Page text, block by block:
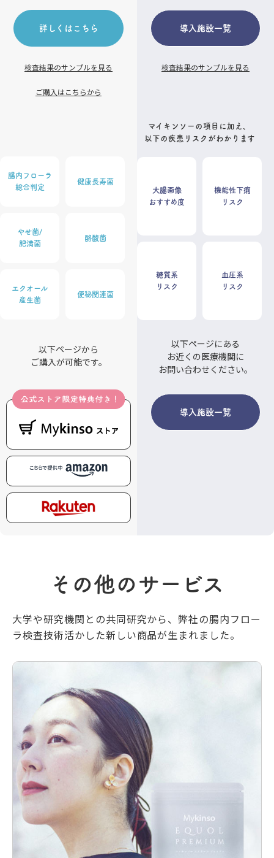
詳しくはこちら
検査結果のサンプルを見る
ご購入はこちらから
腸内フローラ
総合判定
健康長寿菌
やせ菌/
肥満菌
酪酸菌
エクオール
産生菌
便秘関連菌
以下ページから
ご購入が可能です。
導入施設一覧
検査結果のサンプルを見る
マイキンソーの項目に加え、
以下の疾患リスクがわかります
大腸画像
おすすめ度
機能性下痢
リスク
糖質系
リスク
血圧系
リスク
以下ページにある
お近くの医療機関に
お問い合わせください。
導入施設一覧
その他のサービス
大学や研究機関との共同研究から、弊社の腸内フロー
ラ検査技術活かした新しい商品が生まれました。